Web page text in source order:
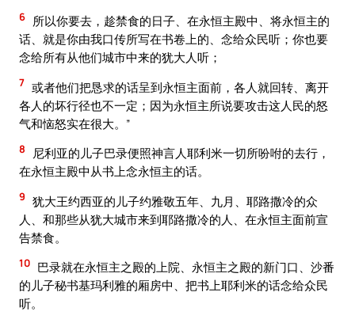
6 所以你要去，趁禁食的日子、在永恒主殿中、将永恒主的
话、就是你由我口传所写在书卷上的、念给众民听；你也要
念给所有从他们城市中来的犹大人听；
7 或者他们把恳求的话呈到永恒主面前，各人就回转、离开
各人的坏行径也不一定；因为永恒主所说要攻击这人民的怒
气和恼怒实在很大。”
8
尼利亚的儿子巴录便照神言人耶利米一切所吩咐的去行，
在永恒主殿中从书上念永恒主的话。
9 犹大王约西亚的儿子约雅敬五年、九月、耶路撒冷的众
人、和那些从犹大城市来到耶路撒冷的人、在永恒主面前宣
告禁食。
10 巴录就在永恒主之殿的上院、永恒主之殿的新门口、沙番
的儿子秘书基玛利雅的厢房中、把书上耶利米的话念给众民
听。